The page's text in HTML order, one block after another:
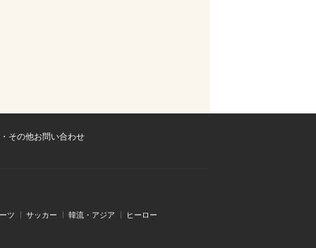
その他お問い合わせ
ツ サッカー 韓流・アジア ヒーロー